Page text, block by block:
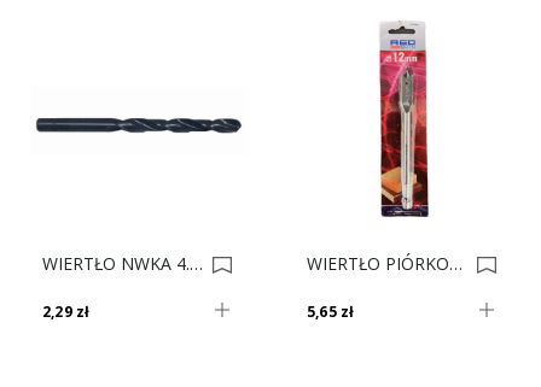
WIERTŁO NWKA 4.5 SARIUS 0002021
2,29 zł
WIERTŁO PIÓRKOWE FI-12 0014691
5,65 zł